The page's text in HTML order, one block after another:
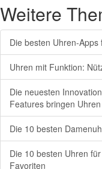
Weitere
Die besten Uhren-Apps
Uhren mit Funktion:
Die neuesten
Features bringen
Die 10 besten
Die 10 besten Uhren
Favoriten